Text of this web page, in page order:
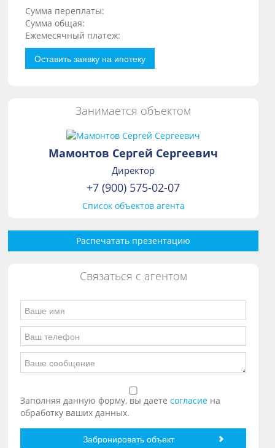
Сумма переплаты:
Сумма общая:
Ежемесячный платеж:
Оставить заявку на ипотеку
Занимается объектом
Мамонтов Сергей Сергеевич
Директор
+7 (900) 575-02-07
Список объектов агента
Распечатать презентацию
Связаться с агентом
Заполняя данную форму, вы даетесогласие на
обработку ваших данных.